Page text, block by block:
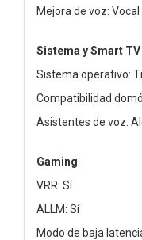
Mejora de voz:
Sistema y Smart TV
Sistema operativo:
Compatibilidad
Asistentes de voz:
Gaming
VRR: Sí
ALLM: Sí
Modo de baja